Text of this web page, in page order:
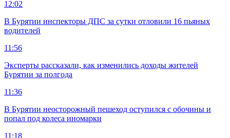
12:02
В Бурятии инспекторы ДПС за сутки отловили 16 пьяных
водителей
11:56
Эксперты рассказали, как изменились доходы жителей
Бурятии за полгода
11:36
В Бурятии неосторожный пешеход оступился с обочины и
попал под колеса иномарки
11:18